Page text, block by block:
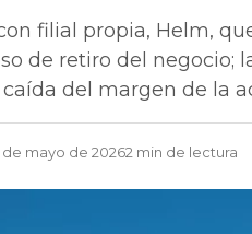
filial propia, Helm,
de retiro del negocio;
del margen de la
de mayo de 20262 min de lectura